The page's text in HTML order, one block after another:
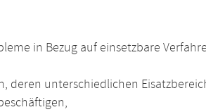
in Bezug auf einsetzbare
deren unterschiedlichen